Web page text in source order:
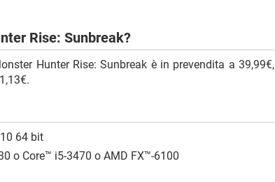
Rise: Sunbreak?
Hunter Rise: Sunbreak è in prevendita a 39,99€,
64 bit
o Core™ i5-3470 o AMD FX™-6100